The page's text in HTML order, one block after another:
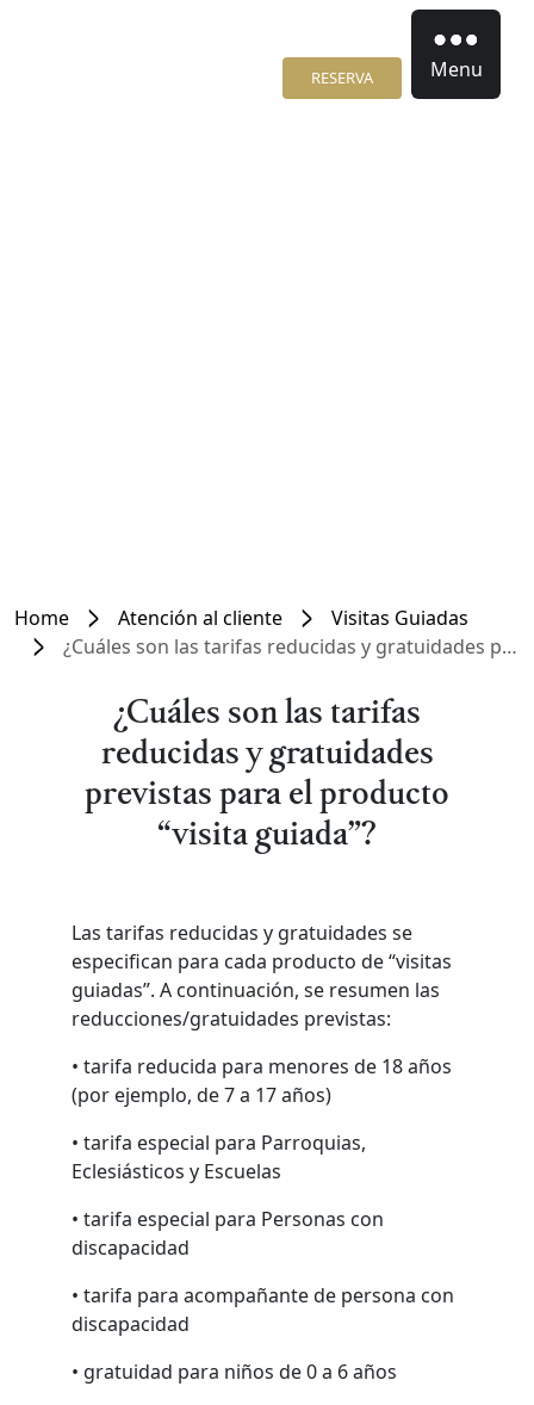
RESERVA Menu
Home Atención al cliente
Visitas Guiadas
¿Cuáles son las tarifas reducidas y gratuidades previstas para el producto “visita guiada”?
¿Cuáles son las tarifas
reducidas y gratuidades
previstas para el producto
“visita guiada”?
Las tarifas reducidas y gratuidades se
especifican para cada producto de “visitas
guiadas”. A continuación, se resumen las
reducciones/gratuidades previstas:
• tarifa reducida para menores de 18 años
(por ejemplo, de 7 a 17 años)
• tarifa especial para Parroquias,
Eclesiásticos y Escuelas
• tarifa especial para Personas con
discapacidad
• tarifa para acompañante de persona con
discapacidad
• gratuidad para niños de 0 a 6 años